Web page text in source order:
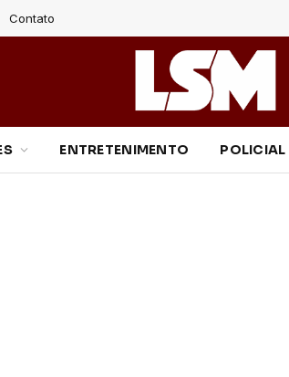
Contato
ENTRETENIMENTO POLICIAL